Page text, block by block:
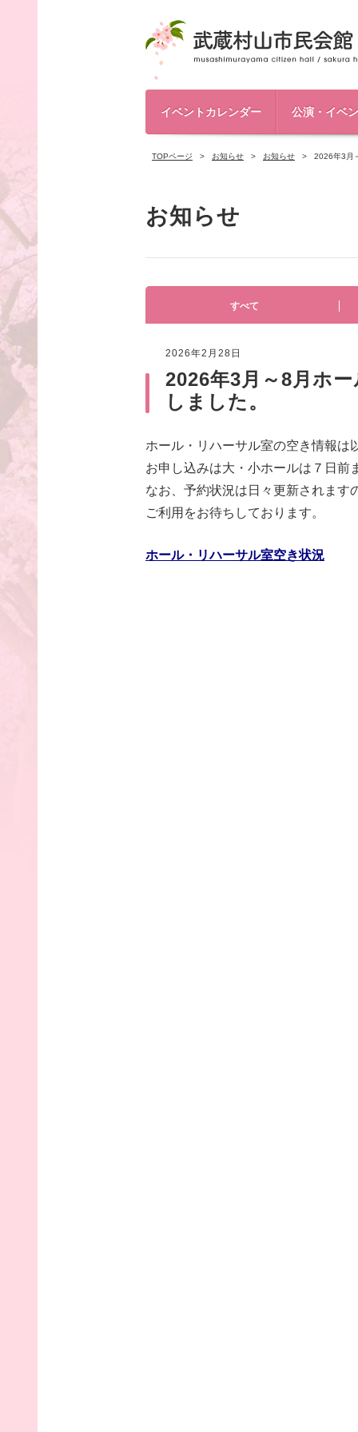
イベントカレンダー 公演・イベ
TOPページ お知らせ お知らせ 2026年3月
お知らせ
すべて
2026年2月28日
2026年3月～8月ホ
しました。
ホール・リハーサル室の空き情報は
お申し込みは大・小ホールは７日前
なお、予約状況は日々更新されます
ご利用をお待ちしております。
ホール・リハーサル室空き状況